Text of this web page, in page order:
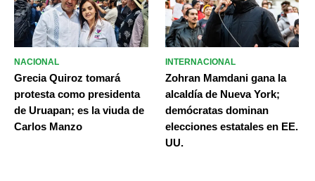
NACIONAL
Grecia Quiroz tomará
protesta como presidenta
de Uruapan; es la viuda de
Carlos Manzo
INTERNACIONAL
Zohran Mamdani gana la
alcaldía de Nueva York;
demócratas dominan
elecciones estatales en EE.
UU.